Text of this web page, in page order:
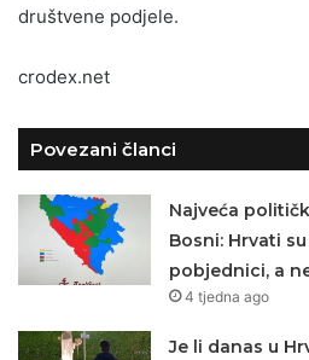
društvene podjele.
crodex.net
Povezani članci
Najveća
Bosni: Hrvati
pobjednici, a
4 tjedna ago
Je li danas u